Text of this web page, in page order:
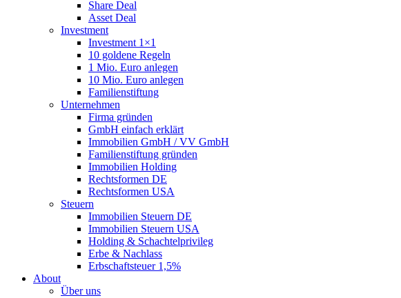
Share Deal
Asset Deal
Investment
Investment 1×1
10 goldene Regeln
1 Mio. Euro anlegen
10 Mio. Euro anlegen
Familienstiftung
Unternehmen
Firma gründen
GmbH einfach erklärt
Immobilien GmbH / VV GmbH
Familienstiftung gründen
Immobilien Holding
Rechtsformen DE
Rechtsformen USA
Steuern
Immobilien Steuern DE
Immobilien Steuern USA
Holding & Schachtelprivileg
Erbe & Nachlass
Erbschaftsteuer 1,5%
About
Über uns